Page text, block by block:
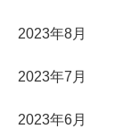
2023年8月
2023年7月
2023年6月